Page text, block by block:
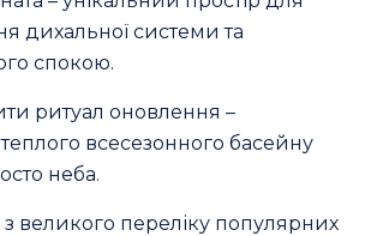
дихальної системи та
спокою.
ритуал оновлення –
всесезонного басейну
неба.
великого переліку популярних